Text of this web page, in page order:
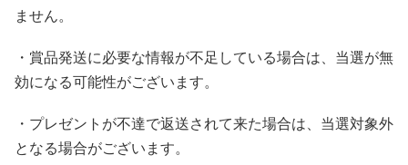
ません。
・賞品発送に必要な情報が不足している場合は、当選が無
効になる可能性がございます。
・プレゼントが不達で返送されて来た場合は、当選対象外
となる場合がございます。